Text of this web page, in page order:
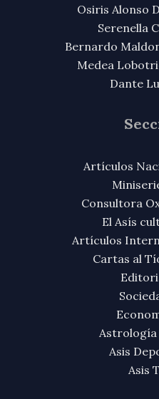
Osiris Alonso
Serenella
Bernardo
Medea
Dante
Artículos
Consultora
El Asís
Artículos
Cartas al
Astrología
Asis
Asis